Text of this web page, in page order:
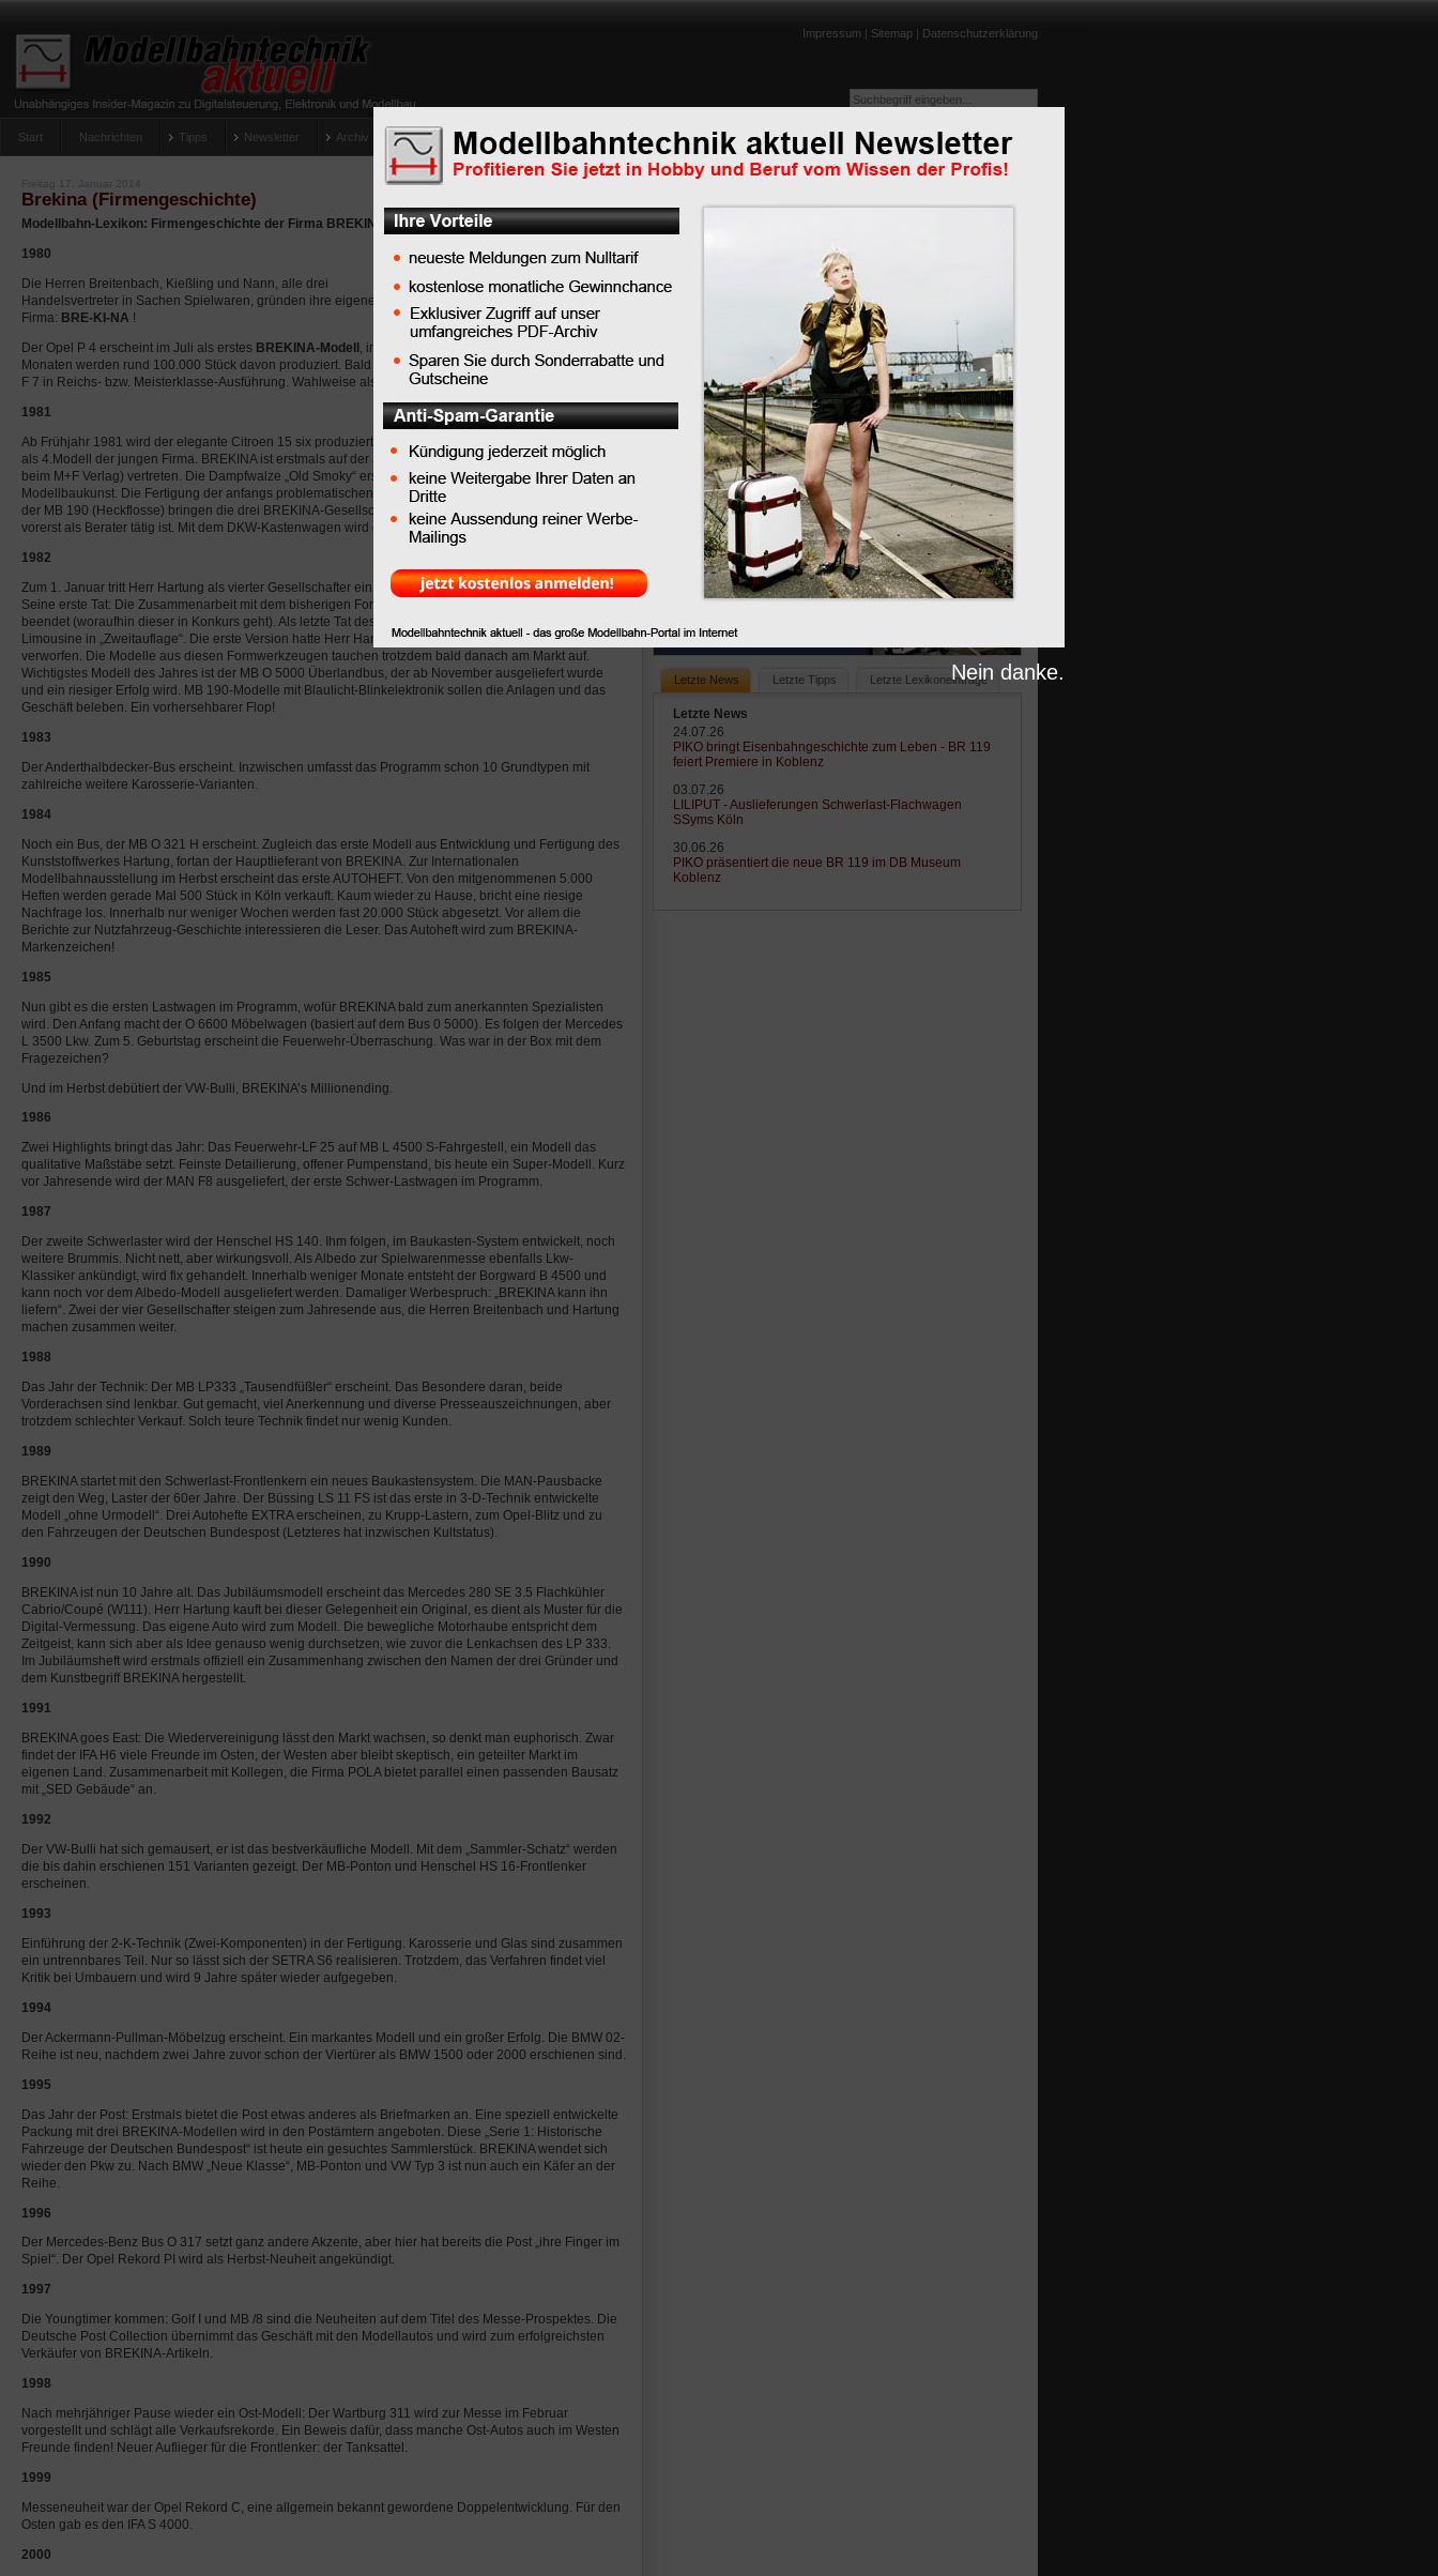
Impressum | Sitemap | Datenschutzerklärung
Start Nachrichten Tipps Newsletter Archiv Magazin Anlagenportraits Lexikon Tests Links Downloads Humor
Top-News
Weltpremiere in Chemnitz: PIKO begeistert Gäste aus
ganz Deutschland mit neuer TT-Lok BR 91.3 DR
PIKO präsentiert die neue BR 119 im DB Museum
LILIPUT - Auslieferungen Schwerlast-Flachwagen
PIKO bringt Eisenbahngeschichte zum Leben - BR 119
feiert Premiere in Koblenz
Letzte News Letzte Tipps Letzte Lexikoneinträge
Letzte News
24.07.26
PIKO bringt Eisenbahngeschichte zum Leben - BR 119
feiert Premiere in Koblenz
03.07.26
LILIPUT - Auslieferungen Schwerlast-Flachwagen
SSyms Köln
30.06.26
PIKO präsentiert die neue BR 119 im DB Museum
Koblenz
Freitag 17. Januar 2014
Brekina (Firmengeschichte)
Modellbahn-Lexikon: Firmengeschichte der Firma BREKINA Modellspielwaren GmbH aus Teningen
1980
Die Herren Breitenbach, Kießling und Nann, alle drei
Handelsvertreter in Sachen Spielwaren, gründen ihre eigene
Firma: BRE-KI-NA !
Der Opel P 4 erscheint im Juli als erstes BREKINA-Modell , in 12
Monaten werden rund 100.000 Stück davon produziert. Bald darauf kommt als zweites Modell der DKW
F 7 in Reichs- bzw. Meisterklasse-Ausführung. Wahlweise als Limousine und Kabriolett.
1981
Ab Frühjahr 1981 wird der elegante Citroen 15 six produziert und bald darauf erscheint der Wanderer
als 4.Modell der jungen Firma. BREKINA ist erstmals auf der Spielwarenmesse in Nürnberg (als Gast
beim M+F Verlag) vertreten. Die Dampfwalze „Old Smoky“ erscheint, kein Höhepunkt der
Modellbaukunst. Die Fertigung der anfangs problematischen BMW-Dixi-Modelle und die Entwicklung
der MB 190 (Heckflosse) bringen die drei BREKINA-Gesellschafter mit Herrn Hartung in Kontakt, der
vorerst als Berater tätig ist. Mit dem DKW-Kastenwagen wird der Tampo-Druck populär.
1982
Zum 1. Januar tritt Herr Hartung als vierter Gesellschafter ein und übernimmt die Geschäftsführung.
Seine erste Tat: Die Zusammenarbeit mit dem bisherigen Formenbauer und Modelllieferant wird sofort
beendet (woraufhin dieser in Konkurs geht). Als letzte Tat des alten Lieferanten erscheint die MB 190c
Limousine in „Zweitauflage“. Die erste Version hatte Herr Hartung, damals noch als Berater tätig,
verworfen. Die Modelle aus diesen Formwerkzeugen tauchen trotzdem bald danach am Markt auf.
Wichtigstes Modell des Jahres ist der MB O 5000 Überlandbus, der ab November ausgeliefert wurde
und ein riesiger Erfolg wird. MB 190-Modelle mit Blaulicht-Blinkelektronik sollen die Anlagen und das
Geschäft beleben. Ein vorhersehbarer Flop!
1983
Der Anderthalbdecker-Bus erscheint. Inzwischen umfasst das Programm schon 10 Grundtypen mit
zahlreiche weitere Karosserie-Varianten.
1984
Noch ein Bus, der MB O 321 H erscheint. Zugleich das erste Modell aus Entwicklung und Fertigung des
Kunststoffwerkes Hartung, fortan der Hauptlieferant von BREKINA. Zur Internationalen
Modellbahnausstellung im Herbst erscheint das erste AUTOHEFT. Von den mitgenommenen 5.000
Heften werden gerade Mal 500 Stück in Köln verkauft. Kaum wieder zu Hause, bricht eine riesige
Nachfrage los. Innerhalb nur weniger Wochen werden fast 20.000 Stück abgesetzt. Vor allem die
Berichte zur Nutzfahrzeug-Geschichte interessieren die Leser. Das Autoheft wird zum BREKINA-
Markenzeichen!
1985
Nun gibt es die ersten Lastwagen im Programm, wofür BREKINA bald zum anerkannten Spezialisten
wird. Den Anfang macht der O 6600 Möbelwagen (basiert auf dem Bus 0 5000). Es folgen der Mercedes
L 3500 Lkw. Zum 5. Geburtstag erscheint die Feuerwehr-Überraschung. Was war in der Box mit dem
Fragezeichen?
Und im Herbst debütiert der VW-Bulli, BREKINA’s Millionending.
1986
Zwei Highlights bringt das Jahr: Das Feuerwehr-LF 25 auf MB L 4500 S-Fahrgestell, ein Modell das
qualitative Maßstäbe setzt. Feinste Detailierung, offener Pumpenstand, bis heute ein Super-Modell. Kurz
vor Jahresende wird der MAN F8 ausgeliefert, der erste Schwer-Lastwagen im Programm.
1987
Der zweite Schwerlaster wird der Henschel HS 140. Ihm folgen, im Baukasten-System entwickelt, noch
weitere Brummis. Nicht nett, aber wirkungsvoll. Als Albedo zur Spielwarenmesse ebenfalls Lkw-
Klassiker ankündigt, wird fix gehandelt. Innerhalb weniger Monate entsteht der Borgward B 4500 und
kann noch vor dem Albedo-Modell ausgeliefert werden. Damaliger Werbespruch: „BREKINA kann ihn
liefern“. Zwei der vier Gesellschafter steigen zum Jahresende aus, die Herren Breitenbach und Hartung
machen zusammen weiter.
1988
Das Jahr der Technik: Der MB LP333 „Tausendfüßler“ erscheint. Das Besondere daran, beide
Vorderachsen sind lenkbar. Gut gemacht, viel Anerkennung und diverse Presseauszeichnungen, aber
trotzdem schlechter Verkauf. Solch teure Technik findet nur wenig Kunden.
1989
BREKINA startet mit den Schwerlast-Frontlenkern ein neues Baukastensystem. Die MAN-Pausbacke
zeigt den Weg, Laster der 60er Jahre. Der Büssing LS 11 FS ist das erste in 3-D-Technik entwickelte
Modell „ohne Urmodell“. Drei Autohefte EXTRA erscheinen, zu Krupp-Lastern, zum Opel-Blitz und zu
den Fahrzeugen der Deutschen Bundespost (Letzteres hat inzwischen Kultstatus).
1990
BREKINA ist nun 10 Jahre alt. Das Jubiläumsmodell erscheint das Mercedes 280 SE 3.5 Flachkühler
Cabrio/Coupé (W111). Herr Hartung kauft bei dieser Gelegenheit ein Original, es dient als Muster für die
Digital-Vermessung. Das eigene Auto wird zum Modell. Die bewegliche Motorhaube entspricht dem
Zeitgeist, kann sich aber als Idee genauso wenig durchsetzen, wie zuvor die Lenkachsen des LP 333.
Im Jubiläumsheft wird erstmals offiziell ein Zusammenhang zwischen den Namen der drei Gründer und
dem Kunstbegriff BREKINA hergestellt.
1991
BREKINA goes East: Die Wiedervereinigung lässt den Markt wachsen, so denkt man euphorisch. Zwar
findet der IFA H6 viele Freunde im Osten, der Westen aber bleibt skeptisch, ein geteilter Markt im
eigenen Land. Zusammenarbeit mit Kollegen, die Firma POLA bietet parallel einen passenden Bausatz
mit „SED Gebäude“ an.
1992
Der VW-Bulli hat sich gemausert, er ist das bestverkäufliche Modell. Mit dem „Sammler-Schatz“ werden
die bis dahin erschienen 151 Varianten gezeigt. Der MB-Ponton und Henschel HS 16-Frontlenker
erscheinen.
1993
Einführung der 2-K-Technik (Zwei-Komponenten) in der Fertigung. Karosserie und Glas sind zusammen
ein untrennbares Teil. Nur so lässt sich der SETRA S6 realisieren. Trotzdem, das Verfahren findet viel
Kritik bei Umbauern und wird 9 Jahre später wieder aufgegeben.
1994
Der Ackermann-Pullman-Möbelzug erscheint. Ein markantes Modell und ein großer Erfolg. Die BMW 02-
Reihe ist neu, nachdem zwei Jahre zuvor schon der Viertürer als BMW 1500 oder 2000 erschienen sind.
1995
Das Jahr der Post: Erstmals bietet die Post etwas anderes als Briefmarken an. Eine speziell entwickelte
Packung mit drei BREKINA-Modellen wird in den Postämtern angeboten. Diese „Serie 1: Historische
Fahrzeuge der Deutschen Bundespost“ ist heute ein gesuchtes Sammlerstück. BREKINA wendet sich
wieder den Pkw zu. Nach BMW „Neue Klasse“, MB-Ponton und VW Typ 3 ist nun auch ein Käfer an der
Reihe.
1996
Der Mercedes-Benz Bus O 317 setzt ganz andere Akzente, aber hier hat bereits die Post „ihre Finger im
Spiel“. Der Opel Rekord PI wird als Herbst-Neuheit angekündigt.
1997
Die Youngtimer kommen: Golf I und MB /8 sind die Neuheiten auf dem Titel des Messe-Prospektes. Die
Deutsche Post Collection übernimmt das Geschäft mit den Modellautos und wird zum erfolgreichsten
Verkäufer von BREKINA-Artikeln.
1998
Nach mehrjähriger Pause wieder ein Ost-Modell: Der Wartburg 311 wird zur Messe im Februar
vorgestellt und schlägt alle Verkaufsrekorde. Ein Beweis dafür, dass manche Ost-Autos auch im Westen
Freunde finden! Neuer Auflieger für die Frontlenker: der Tanksattel.
1999
Messeneuheit war der Opel Rekord C, eine allgemein bekannt gewordene Doppelentwicklung. Für den
Osten gab es den IFA S 4000.
2000
Nein danke.